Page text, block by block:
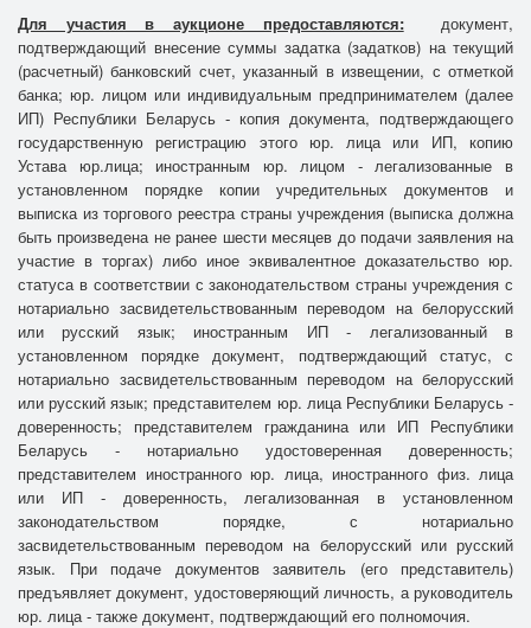
Для участия в аукционе предоставляются:
документ,
подтверждающий внесение суммы задатка (задатков) на текущий
(расчетный) банковский счет, указанный в извещении, с отметкой
банка; юр. лицом или индивидуальным предпринимателем (далее
ИП) Республики Беларусь - копия документа, подтверждающего
государственную регистрацию этого юр. лица или ИП, копию
Устава юр.лица; иностранным юр. лицом - легализованные в
установленном порядке копии учредительных документов и
выписка из торгового реестра страны учреждения (выписка должна
быть произведена не ранее шести месяцев до подачи заявления на
участие в торгах) либо иное эквивалентное доказательство юр.
статуса в соответствии с законодательством страны учреждения с
нотариально засвидетельствованным переводом на белорусский
или русский язык; иностранным ИП - легализованный в
установленном порядке документ, подтверждающий статус, с
нотариально засвидетельствованным переводом на белорусский
или русский язык; представителем юр. лица Республики Беларусь -
доверенность; представителем гражданина или ИП Республики
Беларусь - нотариально удостоверенная доверенность;
представителем иностранного юр. лица, иностранного физ. лица
или ИП - доверенность, легализованная в установленном
законодательством порядке, с нотариально
засвидетельствованным переводом на белорусский или русский
язык. При подаче документов заявитель (его представитель)
предъявляет документ, удостоверяющий личность, а руководитель
юр. лица - также документ, подтверждающий его полномочия.